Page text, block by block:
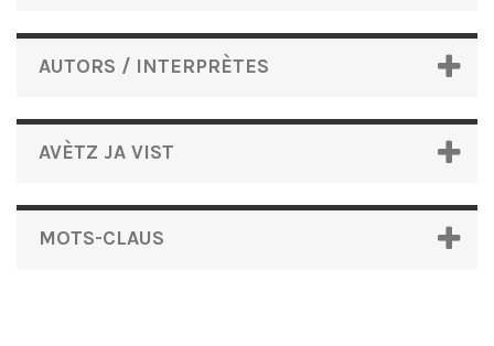
AUTORS / INTERPRÈTES
AVÈTZ JA VIST
MOTS-CLAUS